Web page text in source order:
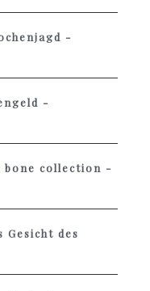
-
-
bone collection -
Gesicht des